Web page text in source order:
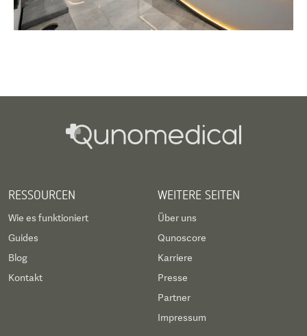
RESSOURCEN
Wie es funktioniert
Guides
Blog
Kontakt
WEITERE SEITEN
Über uns
Qunoscore
Karriere
Presse
Partner
Impressum